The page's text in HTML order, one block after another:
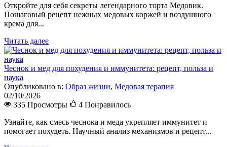
Откройте для себя секреты легендарного торта Медовик.
Пошаговый рецепт нежных медовых коржей и воздушного
крема для...
Читать далее
Чеснок и мед для похудения и иммунитета: рецепт, польза и
наука
Опубликовано в: Образ жизни, Медовая терапия
02/10/2026
335 Просмотры
4 Понравилось
Узнайте, как смесь чеснока и меда укрепляет иммунитет и
помогает похудеть. Научный анализ механизмов и рецепт...